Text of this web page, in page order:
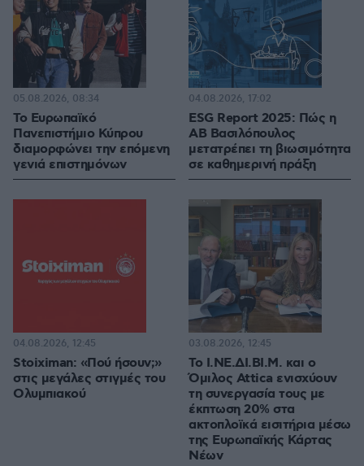
Το Ευρωπαϊκό
Πανεπιστήμιο Κύπρου
διαμορφώνει την επόμενη
γενιά επιστημόνων
05.08.2026, 08:34
ESG Report 2025: Πώς η
ΑΒ Βασιλόπουλος
μετατρέπει τη βιωσιμότητα
σε καθημερινή πράξη
04.08.2026, 17:02
Stoiximan: «Πού ήσουν;»
στις μεγάλες στιγμές του
Ολυμπιακού
04.08.2026, 12:45
Το Ι.ΝΕ.ΔΙ.ΒΙ.Μ. και o
Όμιλος Attica ενισχύουν
τη συνεργασία τους με
έκπτωση 20% στα
ακτοπλοϊκά εισιτήρια μέσω
της Ευρωπαϊκής Κάρτας
Νέων
03.08.2026, 12:45